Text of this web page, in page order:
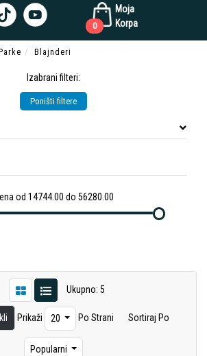
Moja
Korpa
0
Parke Blajnderi
Izabrani filteri:
Poništi filtere
od 14744.00 do 56280.00
Ukupno: 5
Prikaži 20 Po Strani Sortiraj Po
Popularni